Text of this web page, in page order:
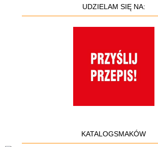
UDZIELAM SIĘ NA:
KATALOGSMAKÓW